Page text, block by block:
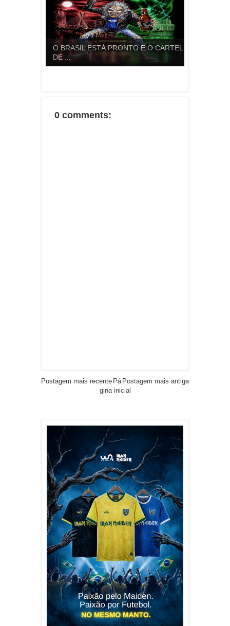
O BRASIL ESTÁ PRONTO E O CARTEL
DE ...
0 comments:
Postagem mais recente Postagem mais antiga
Pá
gina inicial